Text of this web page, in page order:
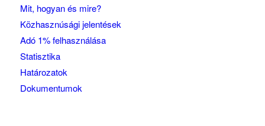
Mit, hogyan és mire?
Közhasznúsági jelentések
Adó 1% felhasználása
Statisztika
Határozatok
Dokumentumok